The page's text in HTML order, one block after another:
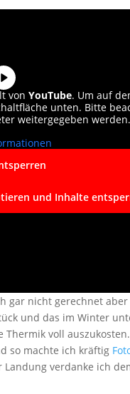
vonYouTube. Um auf
unten. Bitte
weitergegeben werden.
und Inhalte
nicht gerechnet aber
und das im Winter
voll
so machte ich kräftig
verdanke ich